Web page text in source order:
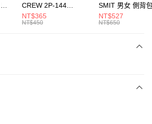
付」】
／服務後，再付款。
結帳流程】
AFTEE先享後付」後，將跳轉至「AFTEE先享後付」
含以上)免運費
含以上)免運費
CREW 2P-144
EMBRDY 男女 短統襪
FZ3073133
NT$365
NT$450
SMIT 男女 側背
BA5871010
NT$527
NT$650